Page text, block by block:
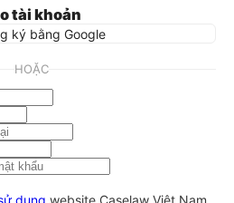
tài khoản
ký bằng Google
HOẶC
dụng website Caselaw Việt Nam